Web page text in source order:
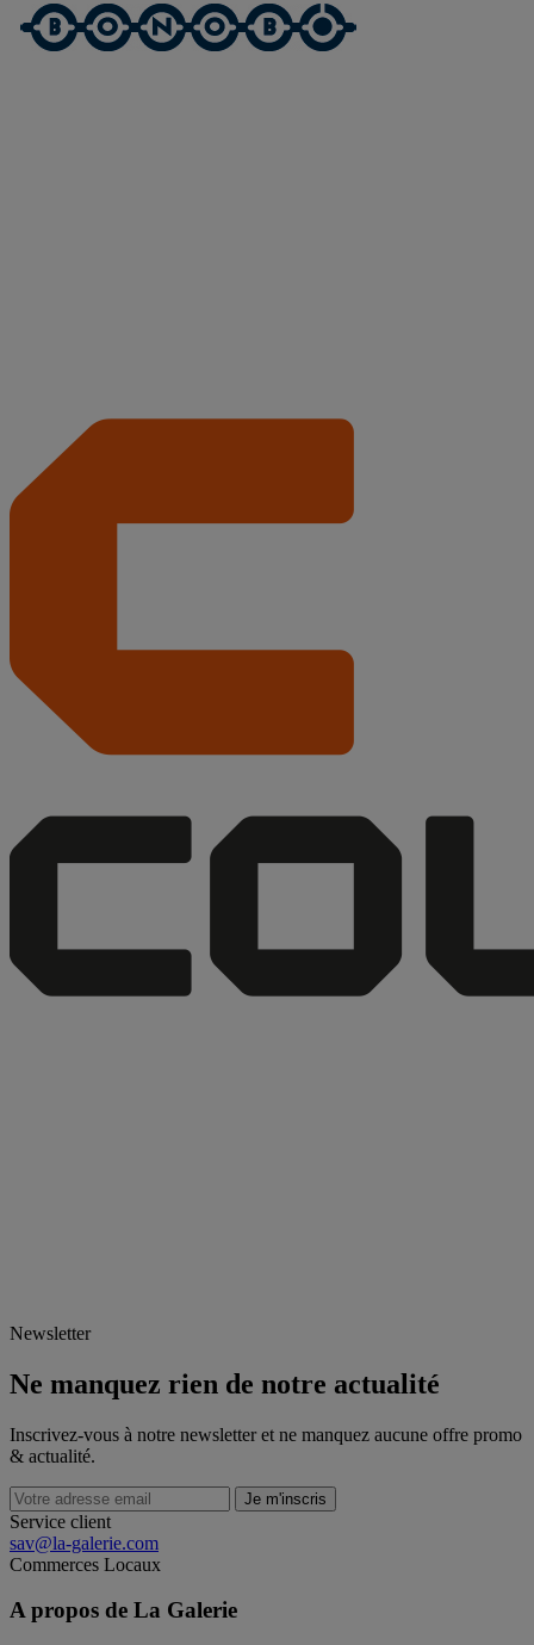
Newsletter
Ne manquez rien de notre actualité
Inscrivez-vous à notre newsletter et ne manquez aucune offre promo
& actualité.
Je m'inscris
Service client
sav@la-galerie.com
Commerces Locaux
A propos de La Galerie